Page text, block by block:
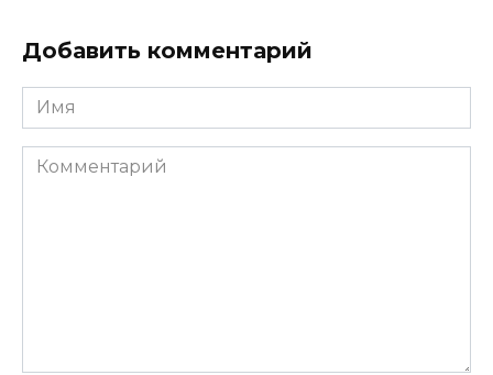
Добавить комментарий
Имя
Комментарий